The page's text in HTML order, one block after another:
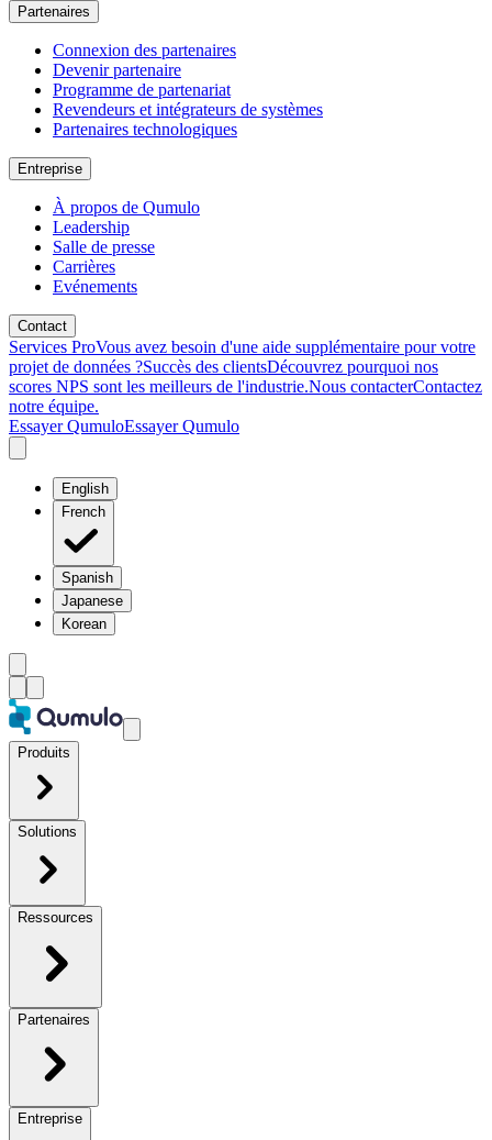
Partenaires
Connexion des partenaires
Devenir partenaire
Programme de partenariat
Revendeurs et intégrateurs de systèmes
Partenaires technologiques
Entreprise
À propos de Qumulo
Leadership
Salle de presse
Carrières
Evénements
Contact
Services ProVous avez besoin d'une aide supplémentaire pour votre
projet de données ?Succès des clientsDécouvrez pourquoi nos
scores NPS sont les meilleurs de l'industrie.Nous contacterContactez
notre équipe.
Essayer QumuloEssayer Qumulo
English
French
Spanish
Japanese
Korean
Produits
Solutions
Ressources
Partenaires
Entreprise